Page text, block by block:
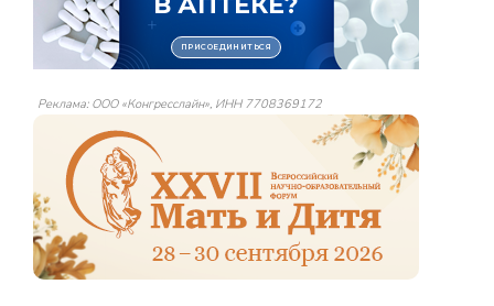
Реклама: ООО «Конгресслайн», ИНН 7708369172